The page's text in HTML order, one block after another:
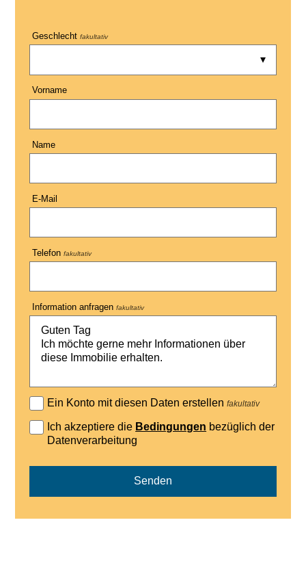
Geschlecht fakultativ
Vorname
Name
E-Mail
Telefon fakultativ
Information anfragen fakultativ
Ein Konto mit diesen Daten erstellenfakultativ
Ich akzeptiere die Bedingungen bezüglich der
Datenverarbeitung
Senden